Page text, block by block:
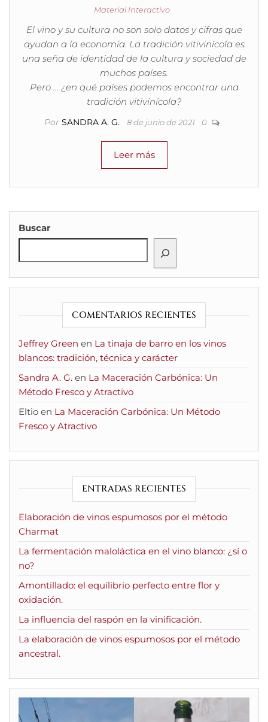
Material Interactivo
El vino y su cultura no son solo datos y cifras que
ayudan a la economía. La tradición vitivinícola es
una seña de identidad de la cultura y sociedad de
muchos países.
Pero … ¿en qué países podemos encontrar una
tradición vitivinícola?
Por SANDRA A. G. 8 de junio de 2021 0
Leer más
Buscar
COMENTARIOS RECIENTES
Jeffrey Green en La tinaja de barro en los vinos
blancos: tradición, técnica y carácter
Sandra A. G. en La Maceración Carbónica: Un
Método Fresco y Atractivo
Eltio en La Maceración Carbónica: Un Método
Fresco y Atractivo
ENTRADAS RECIENTES
Elaboración de vinos espumosos por el método
Charmat
La fermentación maloláctica en el vino blanco: ¿sí o
no?
Amontillado: el equilibrio perfecto entre flor y
oxidación.
La influencia del raspón en la vinificación.
La elaboración de vinos espumosos por el método
ancestral.